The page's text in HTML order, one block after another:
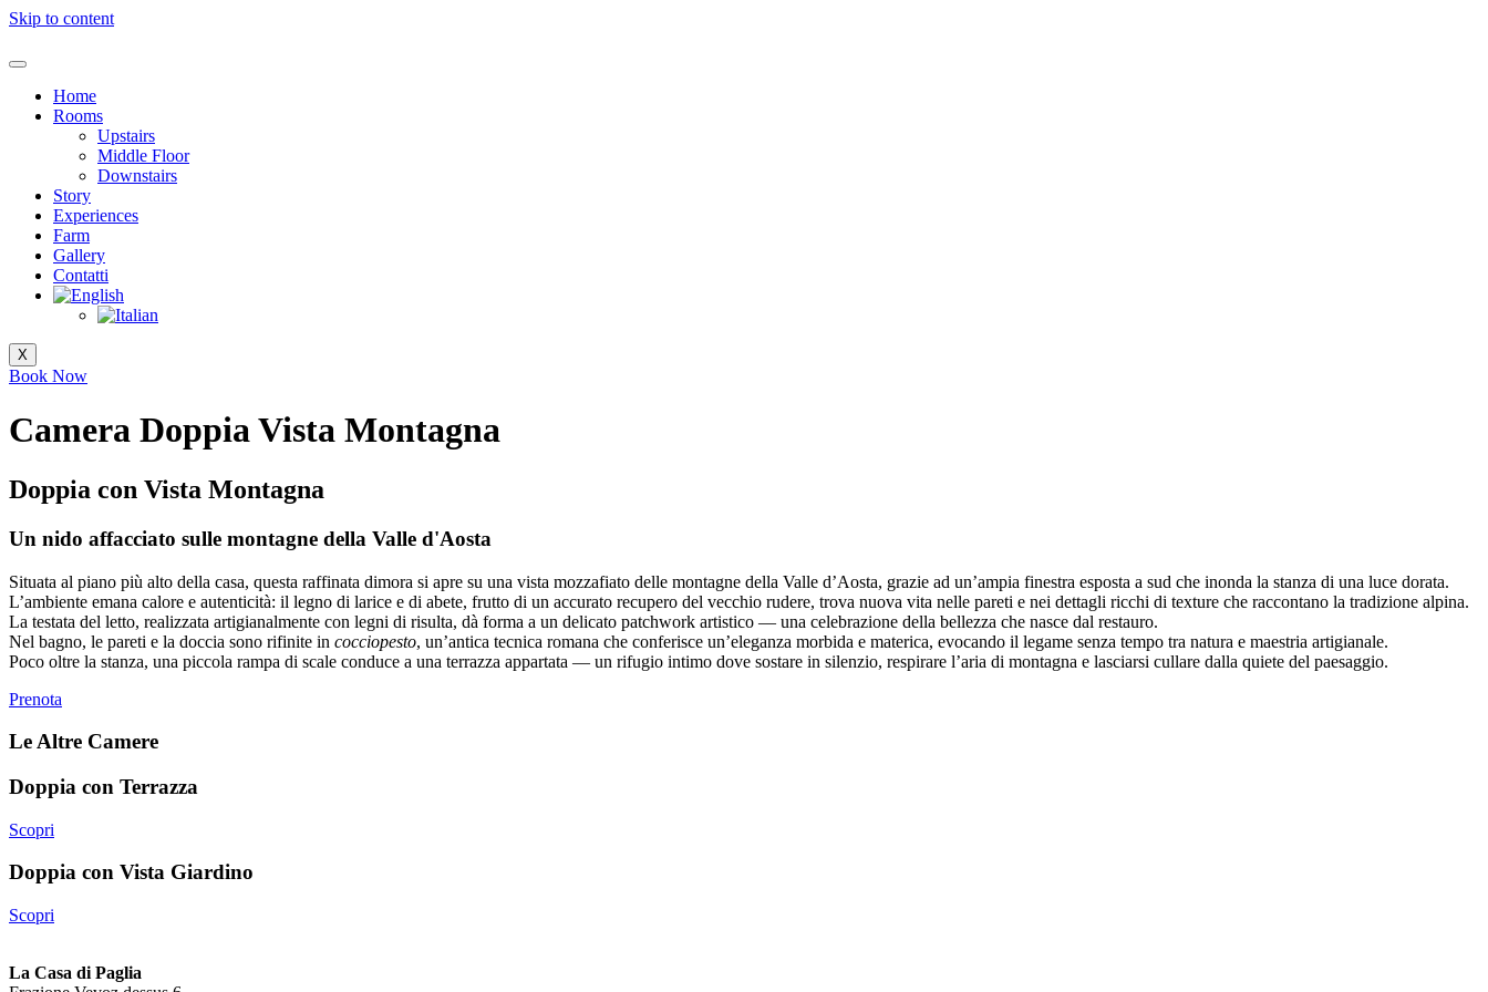
Skip to content
Home
Rooms
Upstairs
Middle Floor
Downstairs
Story
Experiences
Farm
Gallery
Contatti
X
Book Now
Camera Doppia Vista Montagna
Doppia con Vista Montagna
Un nido affacciato sulle montagne della Valle d'Aosta
Situata al piano più alto della casa, questa raffinata dimora si apre su una vista mozzafiato delle montagne della Valle d’Aosta, grazie ad un’ampia finestra esposta a sud che inonda la stanza di una luce dorata.
L’ambiente emana calore e autenticità: il legno di larice e di abete, frutto di un accurato recupero del vecchio rudere, trova nuova vita nelle pareti e nei dettagli ricchi di texture che raccontano la tradizione alpina.
La testata del letto, realizzata artigianalmente con legni di risulta, dà forma a un delicato patchwork artistico — una celebrazione della bellezza che nasce dal restauro.
Nel bagno, le pareti e la doccia sono rifinite in cocciopesto, un’antica tecnica romana che conferisce un’eleganza morbida e materica, evocando il legame senza tempo tra natura e maestria artigianale.
Poco oltre la stanza, una piccola rampa di scale conduce a una terrazza appartata — un rifugio intimo dove sostare in silenzio, respirare l’aria di montagna e lasciarsi cullare dalla quiete del paesaggio.
Prenota
Le Altre Camere
Doppia con Terrazza
Scopri
Doppia con Vista Giardino
Scopri
La Casa di Paglia